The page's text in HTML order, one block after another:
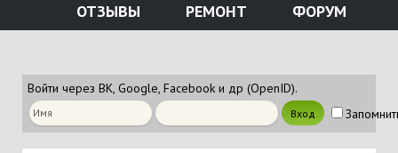
ОТЗЫВЫ
РЕМОНТ ФОРУМ
Войти через ВК, Google, Facebook и др (OpenID).